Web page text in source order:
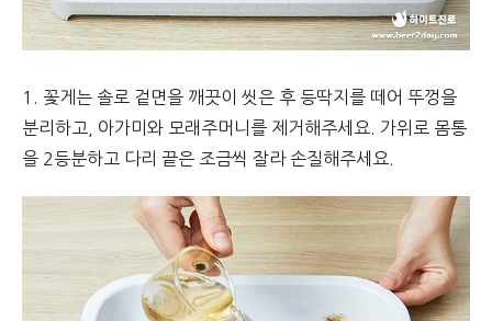
1. 꽃게는 솔로 겉면을 깨끗이 씻은 후 등딱지를 떼어 뚜껑을
분리하고, 아가미와 모래주머니를 제거해주세요. 가위로 몸통
을 2등분하고 다리 끝은 조금씩 잘라 손질해주세요.